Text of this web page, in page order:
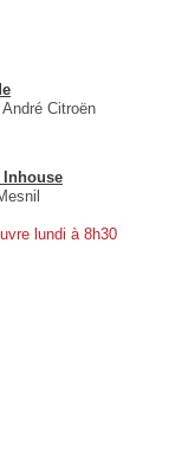
Citroën
Inhouse
lundi à 8h30